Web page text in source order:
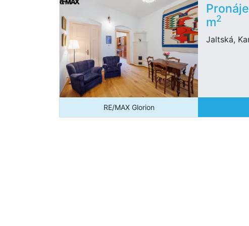
m2
Jaltská,
RE/MAX Glorion